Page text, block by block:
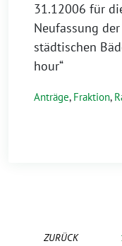
31.12006 für
Neufassung
städtischen
hour“
Anträge, Fraktion,
ZURÜCK